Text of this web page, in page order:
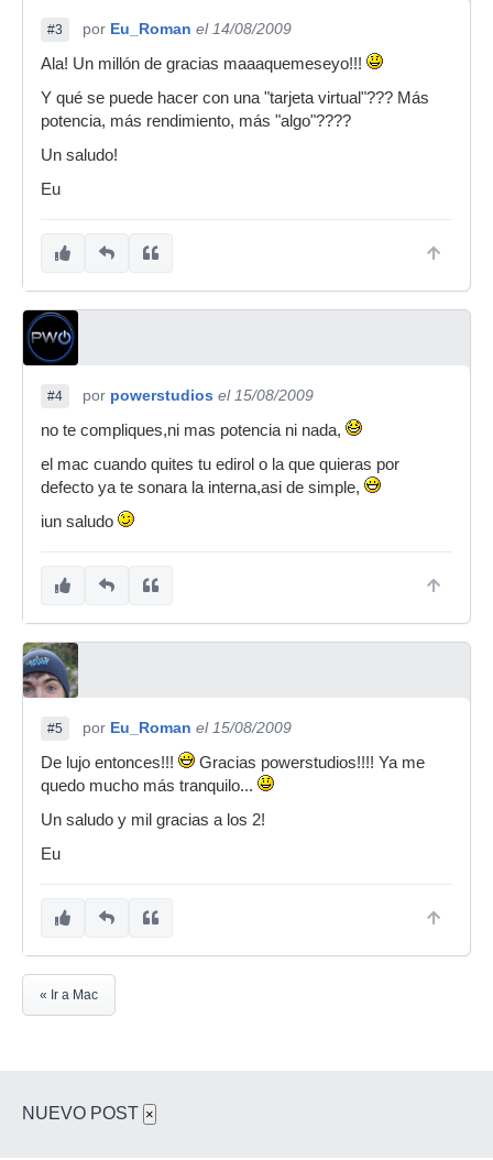
#3 por Eu_Roman el 14/08/2009
Ala! Un millón de gracias maaaquemeseyo!!!
Y qué se puede hacer con una "tarjeta virtual"??? Más
potencia, más rendimiento, más "algo"????
Un saludo!
Eu
#4 por powerstudios el 15/08/2009
no te compliques,ni mas potencia ni nada,
el mac cuando quites tu edirol o la que quieras por
defecto ya te sonara la interna,asi de simple,
iun saludo
#5 por Eu_Roman el 15/08/2009
De lujo entonces!!!
Gracias powerstudios!!!! Ya me
quedo mucho más tranquilo...
Un saludo y mil gracias a los 2!
Eu
« Ir a Mac
NUEVO POST ×